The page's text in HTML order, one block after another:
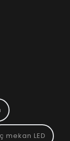
mekan LED